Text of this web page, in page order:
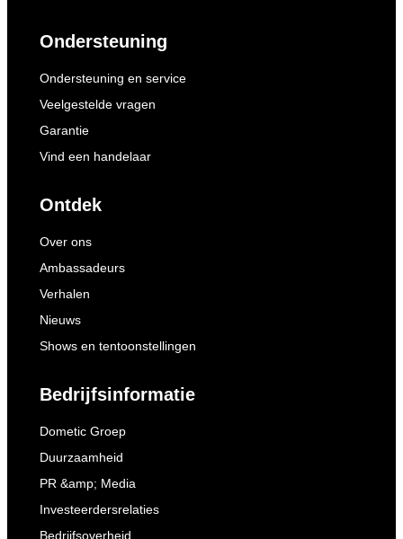
Ondersteuning
Ondersteuning en service
Veelgestelde vragen
Garantie
Vind een handelaar
Ontdek
Over ons
Ambassadeurs
Verhalen
Nieuws
Shows en tentoonstellingen
Bedrijfsinformatie
Dometic Groep
Duurzaamheid
PR &amp; Media
Investeerdersrelaties
Bedrijfsoverheid